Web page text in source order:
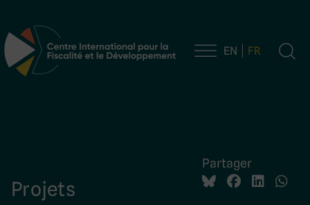
Navigation principale EN FR
Projets
Partager